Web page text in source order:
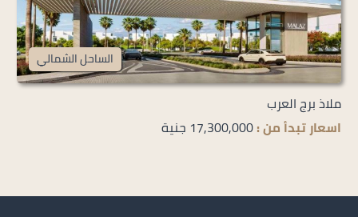
الساحل الشمالي
ملاذ برج العرب
اسعار تبدأ من :17,300,000 جنية